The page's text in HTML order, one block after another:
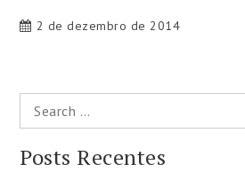
2 de dezembro de 2014
Search
for:
Posts Recentes